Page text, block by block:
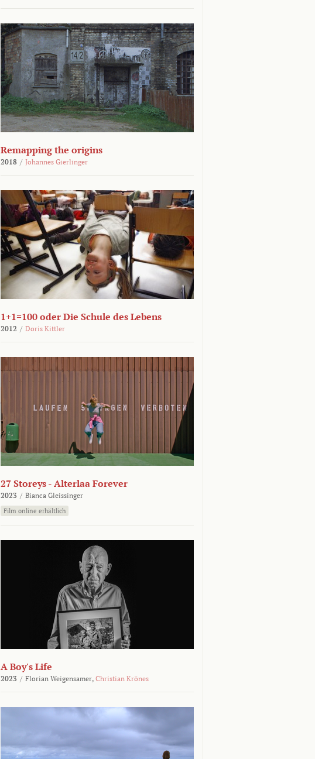
Remapping the origins
2018 / Johannes Gierlinger
1+1=100 oder Die Schule des Lebens
2012 / Doris Kittler
27 Storeys - Alterlaa Forever
2023 / Bianca Gleissinger
Film online erhältlich
A Boy's Life
2023 / Florian Weigensamer, Christian Krönes